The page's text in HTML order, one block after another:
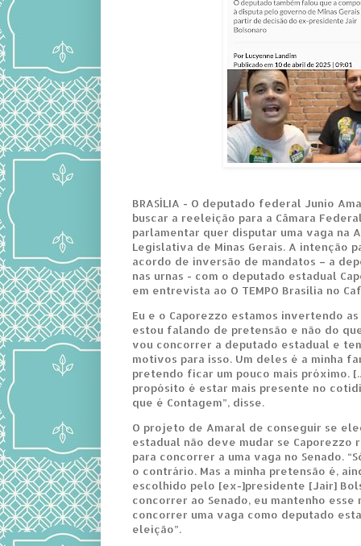
BRASÍLIA - O deputado federal Junio
buscar a reeleição para a Câmara
parlamentar quer disputar uma vaga na
Legislativa de Minas Gerais. A intenção
acordo de inversão de mandatos – a
nas urnas - com o deputado estadual
em entrevista ao O TEMPO Brasília no
Eu e o Caporezzo estamos invertendo
estou falando de pretensão e não do
vou concorrer a deputado estadual e
motivos para isso. Um deles é a minha
pretendo ficar um pouco mais próximo.
propósito é estar mais presente no
que é Contagem”, disse.
O projeto de Amaral de conseguir se
estadual não deve mudar se Caporezzo
para concorrer a uma vaga no Senado.
o contrário. Mas a minha pretensão é,
escolhido pelo [ex-]presidente [Jair]
concorrer ao Senado, eu mantenho esse
concorrer uma vaga como deputado
eleição”.